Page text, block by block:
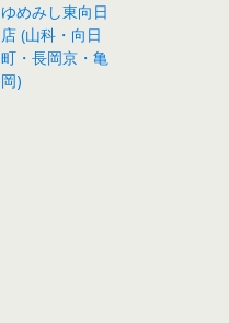
ゆめみし東向日
店 (山科・向日
町・長岡京・亀
岡)